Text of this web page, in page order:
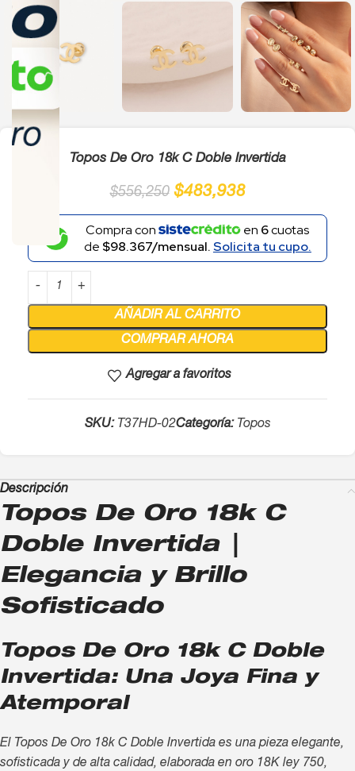
Topos De Oro 18k C Doble Invertida
$556,250 $483,938
Compra con en 6cuotas
de $98.367/mensual.Solicita tu cupo.
AÑADIR AL CARRITO
COMPRAR AHORA
Agregar a favoritos
SKU: T37HD-02Categoría: Topos
Descripción
Topos De Oro 18k C
Doble Invertida |
Elegancia y Brillo
Sofisticado
Topos De Oro 18k C Doble
Invertida: Una Joya Fina y
Atemporal
El Topos De Oro 18k C Doble Invertida es una pieza elegante,
sofisticada y de alta calidad, elaborada en oro 18K ley 750,